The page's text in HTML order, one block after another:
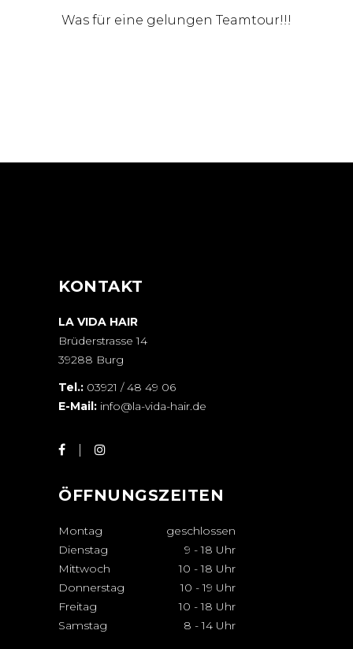
Was für eine gelungen Teamtour!!!
KONTAKT
LA VIDA HAIR
Brüderstrasse 14
39288 Burg
Tel.: 03921 / 48 49 06
E-Mail: info@la-vida-hair.de
ÖFFNUNGSZEITEN
Montag
geschlossen
Dienstag
9 - 18 Uhr
Mittwoch
10 - 18 Uhr
Donnerstag
10 - 19 Uhr
Freitag
10 - 18 Uhr
Samstag
8 - 14 Uhr